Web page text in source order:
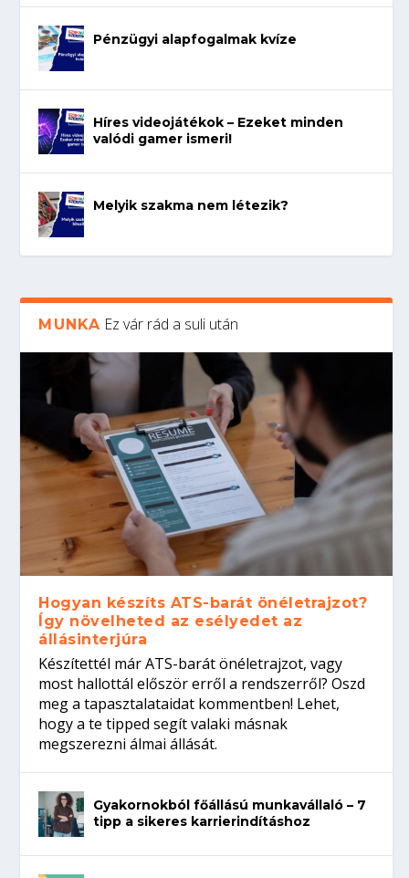
Pénzügyi alapfogalmak kvíze
Híres videojátékok – Ezeket minden
valódi gamer ismeri!
Melyik szakma nem létezik?
MUNKA Ez vár rád a suli után
Hogyan készíts ATS-barát önéletrajzot?
Így növelheted az esélyedet az
állásinterjúra
Készítettél már ATS-barát önéletrajzot, vagy
most hallottál először erről a rendszerről? Oszd
meg a tapasztalataidat kommentben! Lehet,
hogy a te tipped segít valaki másnak
megszerezni álmai állását.
Gyakornokból főállású munkavállaló – 7
tipp a sikeres karrierindításhoz